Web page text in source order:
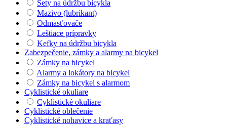
Sety na údržbu bicykla
Mazivo (lubrikant)
Odmasťovače
Leštiace prípravky
Kefky na údržbu bicykla
Zabezpečenie, zámky a alarmy na bicykel
Zámky na bicykel
Alarmy a lokátory na bicykel
Zámky na bicykel s alarmom
Cyklistické okuliare
Cyklistické okuliare
Cyklistické oblečenie
Cyklistické nohavice a kraťasy